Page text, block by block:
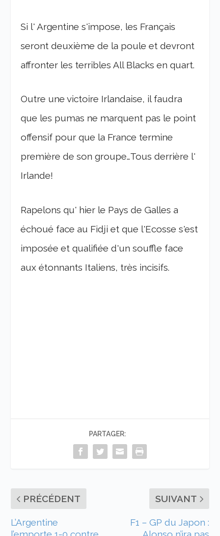
Si l' Argentine s'impose, les Français
seront deuxième de la poule et devront
affronter les terribles All Blacks en quart.
Outre une victoire Irlandaise, il faudra
que les pumas ne marquent pas le point
offensif pour que la France termine
première de son groupe…Tous derrière l'
Irlande!
Rapelons qu' hier le Pays de Galles a
échoué face au Fidji et que l'Ecosse s'est
imposée et qualifiée d'un souffle face
aux étonnants Italiens, très incisifs.
PARTAGER:
PRÉCÉDENT
L’Argentine
SUIVANT
F1 – GP du Japon :